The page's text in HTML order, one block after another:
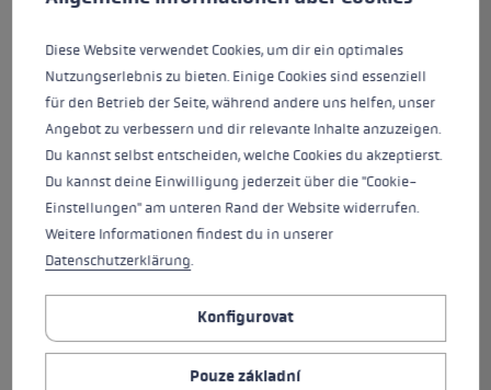
perfektním průvodcem pro
náročné sjezdy v terénu. Úzký
grip Race Pro G je vybaven
novým systémem Trigger 3D.
Nový systém gripu Trigger 3D
umožňuje lepší kontrolu díky
přímému spojení mezi rukavicí a
holí, pohodlnější obsluhu
rychlým nacvaknutím a
vycvaknutím, ale také větší
bezpečnostní rezervy kvůli
inteligentnímu trojrozměrnému
uvolňování, které rozšiřuje
Diese Website verwendet Cookies, um dir ein optimales
Nutzungserlebnis zu bieten. Einige Cookies sind essenziell
für den Betrieb der Seite, während andere uns helfen, unser
Angebot zu verbessern und dir relevante Inhalte anzuzeigen.
Du kannst selbst entscheiden, welche Cookies du akzeptierst.
Du kannst deine Einwilligung jederzeit über die "Cookie-
Einstellungen" am unteren Rand der Website widerrufen.
Weitere Informationen findest du in unserer
Datenschutzerklärung.
Konfigurovat
Pouze základní